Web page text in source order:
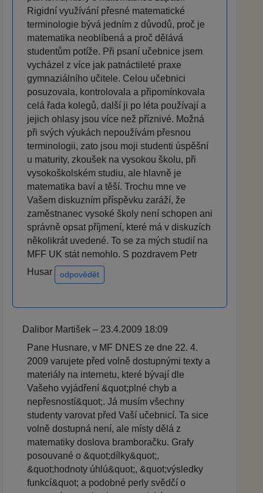
Rigidní využívání přesné matematické
terminologie bývá jedním z důvodů, proč je
matematika neoblíbená a proč dělává
studentům potíže. Při psaní učebnice jsem
vycházel z více jak patnáctileté praxe
gymnaziálního učitele. Celou učebnici
posuzovala, kontrolovala a připomínkovala
celá řada kolegů, další ji po léta používají a
jejich ohlasy jsou více než příznivé. Možná
při svých výukách nepoužívám přesnou
terminologii, zato jsou moji studenti úspěšní
u maturity, zkoušek na vysokou školu, při
vysokoškolském studiu, ale hlavně je
matematika baví a těší. Trochu mne ve
Vašem diskuzním příspěvku zaráží, že
zaměstnanec vysoké školy není schopen ani
správně opsat příjmení, které má v diskuzích
několikrát uvedené. To se za mých studií na
MFF UK stát nemohlo. S pozdravem Petr
Husar
odpovědět
Dalibor Martišek – 23.4.2009 18:09
Pane Husnare, v MF DNES ze dne 22. 4.
2009 varujete před volně dostupnými texty a
materiály na internetu, které bývají dle
Vašeho vyjádření &quot;plné chyb a
nepřesností&quot;. Já musím všechny
studenty varovat před Vaší učebnicí. Ta sice
volně dostupná není, ale místy dělá z
matematiky doslova bramboračku. Grafy
posouvané o &quot;dílky&quot;,
&quot;hodnoty úhlú&quot;, &quot;výsledky
funkcí&quot; a podobné perly svědčí o